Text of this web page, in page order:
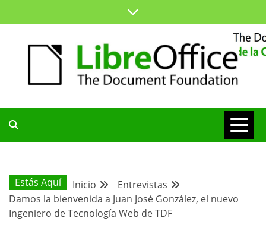
al
BLOG DE LA
COMUNIDAD
Estás Aquí Inicio
Entrevistas
Damos la bienvenida a Juan José González, el nuevo
Ingeniero de Tecnología Web de TDF